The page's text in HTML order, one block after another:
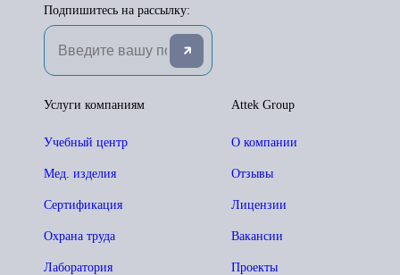
Подпишитесь на рассылку:
Attek Group
О компании
Отзывы
Лицензии
Вакансии
Проекты
Услуги компаниям
Учебный центр
Мед. изделия
Сертификация
Охрана труда
Лаборатория